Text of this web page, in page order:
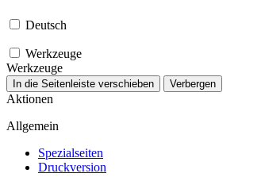
Deutsch
Werkzeuge
Werkzeuge
In die Seitenleiste verschieben Verbergen
Aktionen
Allgemein
Spezialseiten
Druckversion